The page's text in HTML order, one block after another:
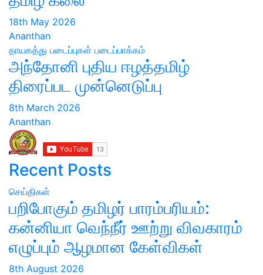
18th May 2026
Ananthan
தாயகத்து படைப்புகள் படைப்பாக்கம்
அந்தோனி புதிய ஈழத்தமிழ்
திரைப்பட முன்னெடுப்பு
8th March 2026
Ananthan
Recent Posts
செய்திகள்
பறிபோகும் தமிழர் பாரம்பரியம்:
கன்னியா வெந்நீர் ஊற்று விவகாரம்
எழுப்பும் ஆழமான கேள்விகள்
8th August 2026